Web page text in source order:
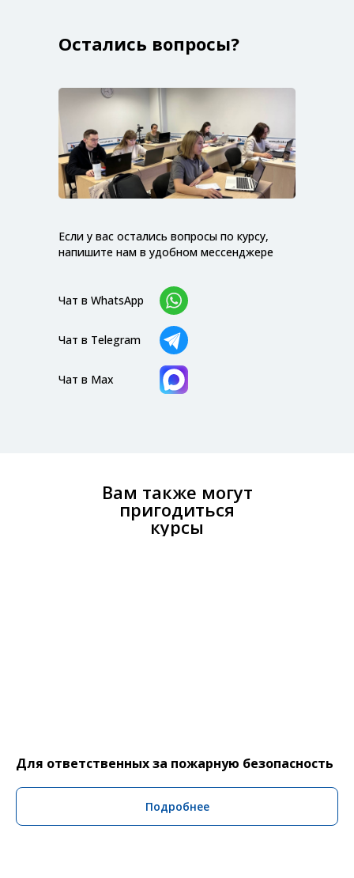
Остались вопросы?
Если у вас остались вопросы по курсу,
напишите нам в удобном мессенджере
Чат в WhatsApp
Чат в Telegram
Чат в Max
Вам также могут
пригодиться
курсы
Для ответственных за пожарную безопасность
Подробнее